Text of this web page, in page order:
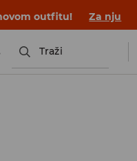
outfitu! Za nju
Traži